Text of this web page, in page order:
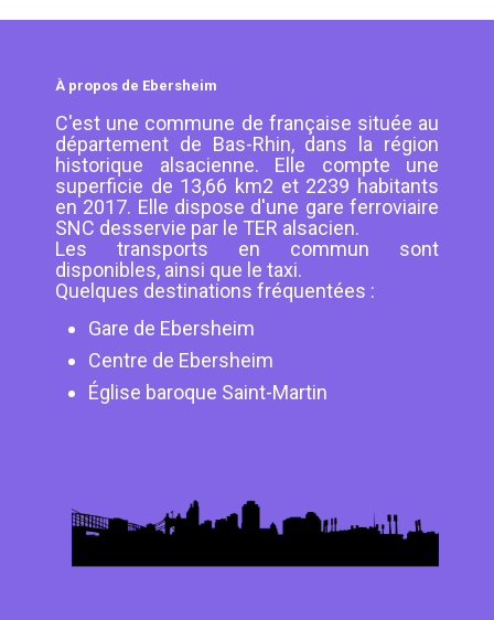
À propos de Ebersheim
C'est une commune de française située au
département de Bas-Rhin, dans la région
historique alsacienne. Elle compte une
superficie de 13,66 km2 et 2239 habitants
en 2017. Elle dispose d'une gare ferroviaire
SNC desservie par le TER alsacien.
Les transports en commun sont
disponibles, ainsi que le taxi.
Quelques destinations fréquentées :
Gare de Ebersheim
Centre de Ebersheim
Église baroque Saint-Martin